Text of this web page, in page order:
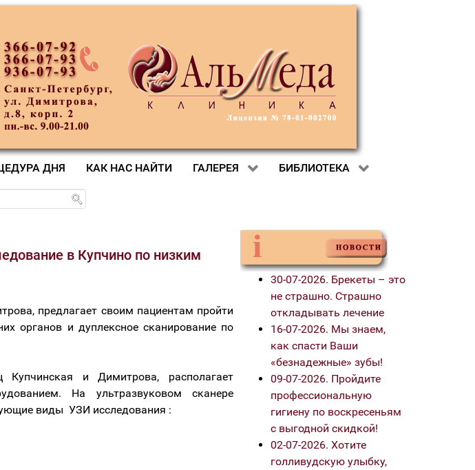
ДНЯ КАК НАС НАЙТИ ГАЛЕРЕЯ БИБЛИОТЕКА
в Купчино по низким
предлагает своим пациентам пройти
органов и дуплексное сканирование по
и Димитрова, располагает
На ультразвуковом сканере
виды УЗИ исследования :
30-07-2026. Брекеты – это
не страшно. Страшно
откладывать лечение
16-07-2026. Мы знаем,
как спасти Ваши
«безнадежные» зубы!
09-07-2026. Пройдите
профессиональную
гигиену по воскресеньям
с выгодной скидкой!
02-07-2026. Хотите
голливудскую улыбку,